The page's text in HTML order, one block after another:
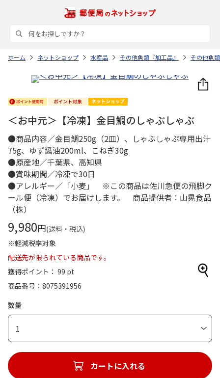
ホーム ネットショップ 水産品 その他魚類『加工品』 その他魚類
＜お中元＞【冷凍】金目鯛のしゃぶしゃぶ
●商品内容／金目鯛250g（2皿）、しゃぶしゃぶ専用出汁
75g、ゆず醤油200ml、こねぎ30g
●原産地／千葉県、高知県
●賞味期間／冷凍で30日
●アレルギー／「小麦」 ※この商品は佐川急便の飛脚ク
ール便（冷凍）でお届けします。 商品提供者：山晃食品
（株）
9,980円(送料・税込)
※軽減税率対象
配送先が限られている商品です。
獲得ポイント： 99 pt
商品番号
8075391956
数量
1
カートに入れる